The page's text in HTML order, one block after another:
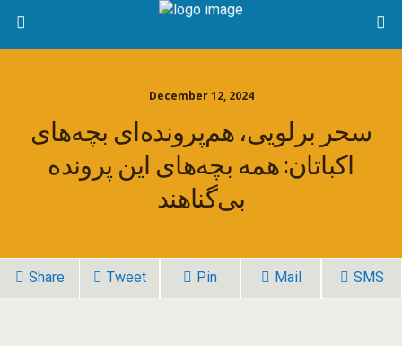
December 12, 2024
سحر برلویی، هم‌پرونده‌ای بچه‌های
اکباتان: همه بچه‌های این پرونده
بی‌گناهند
Share Tweet Pin Mail SMS